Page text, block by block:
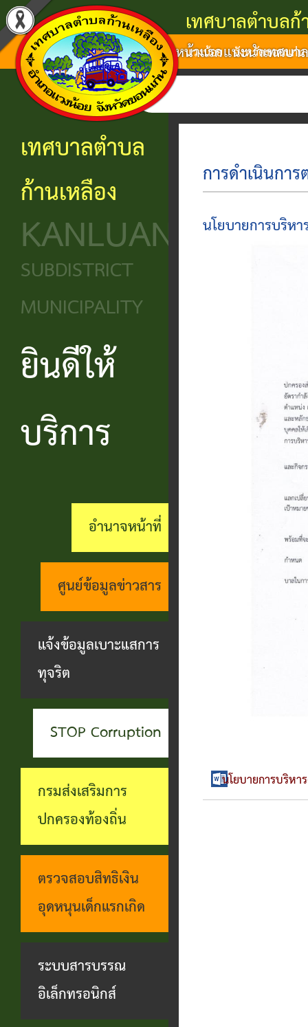
เทศบาลตำบลก้
แวงน้อย จังหวัดขอนแก่น
หน้าแรกแนะนำเทศบา
แนะนำ
เทศบาล
ความ
เป็นมา
ข้อมูล
พื้น
ฐาน
วิสัยทัศน์
และ
ยุทธศาสตร์
อำนาจ
หน้าที่
งาน
บริการ
ประชาชน
บริการ
ประชาชน
ศูนย์ช่วย
ประชาชน
แบบ
ฟอร์ม
ต่างๆ
แบบสอบถาม
ทุกข์
ตรวจ
สอบ
ชื่อ
เงิน
บัญชี
เบี้ย
ยังชีพ
ระบบงาน
บริการ
ประชาชน
โครงสร้าง
องค์กร
เทศบาล
โครงสร้าง
นิติบัญญัติ
โครงสร้าง
บริหาร
โครงสร้าง
ส่วน
ราชการ
สำนัก
ช่าง
กอง
สาธารณสุข
และสิ่ง
แวดล้อม
กอง
การ
ศึกษา
ศูนย์
ข้อมูล
ข่าวสาร
และ
แผน
งาน
ข้อมูล
ข่าวสาร
สถานะ
ทางการ
ประชาชน
รบ.อำนวย
ความ
สะดวกฯ
บุคคล
ที่น่า
ยกย่อง
การ
การตาม
การ
บริหาร
งาน
บุคคล
ติดต่อ
ข้อมูล
ติดต่อ
แจ้ง
ความ
เดือด
ร้อน
ร้อง
ร้อง
ทุกข์
กระดาน
สนทนา
บุคคล
ช่อง
ทางการ
รับฟัง
ความ
คิดเห็น
แจ้ง
ข้อมูล
เบาะแส
การ
ทุจริต
เทศบาลตำบล
ก้านเหลือง
KANLUANG
SUBDISTRICT
MUNICIPALITY
ยินดีให้
บริการ
อำนาจหน้าที่
ศูนย์ข้อมูลข่าวสาร
แจ้งข้อมูลเบาะแสการ
ทุจริต
STOP Corruption
กรมส่งเสริมการ
ปกครองท้องถิ่น
ตรวจสอบสิทธิเงิน
อุดหนุนเด็กแรกเกิด
ระบบสารบรรณ
อิเล็กทรอนิกส์
การดำเนินกา
นโยบายการบริห
นโยบายการบริห